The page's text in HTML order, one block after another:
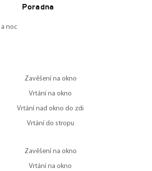
Poradna
noc
Zavěšení na okno
Vrtání na okno
Vrtání nad okno do zdi
Vrtání do stropu
Zavěšení na okno
Vrtání na okno